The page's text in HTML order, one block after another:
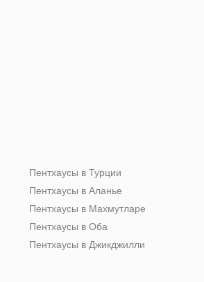
Пентхаусы в Турции
Пентхаусы в Аланье
Пентхаусы в Махмутларе
Пентхаусы в Оба
Пентхаусы в Джикджилли